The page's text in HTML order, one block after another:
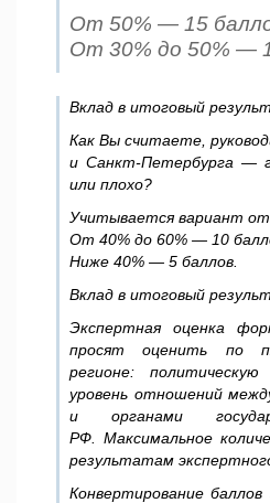
От 50% — 15
От 30% до 50% —
Вклад в итоговый
Как Вы считаете,
и Санкт-Петербурга —
или плохо?
Учитывается вариант
От 40% до 60% — 10
Ниже 40% — 5 баллов
Вклад в итоговый
Экспертная оценка
просят оценить по
регионе: политическую
уровень отношений
и органами
РФ. Максимальное
результатам
Конвертирование